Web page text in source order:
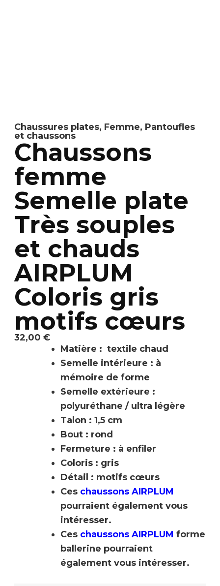
Chaussures plates, Femme, Pantoufles
et chaussons
Chaussons
femme
Semelle plate
Très souples
et chauds
AIRPLUM
Coloris gris
motifs cœurs
32,00 €
Matière : textile chaud
Semelle intérieure : à
mémoire de forme
Semelle extérieure :
polyuréthane / ultra légère
Talon : 1,5 cm
Bout : rond
Fermeture : à enfiler
Coloris : gris
Détail : motifs cœurs
Ces chaussons AIRPLUM
pourraient également vous
intéresser.
Ces chaussons AIRPLUM forme
ballerine pourraient
également vous intéresser.